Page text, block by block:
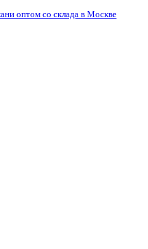
оптом со склада в Москве